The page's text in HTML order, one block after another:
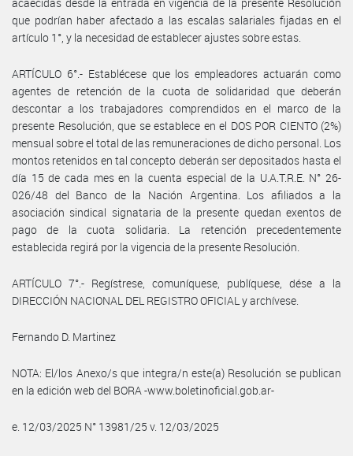
que podrían haber afectado a las escalas salariales fijadas en el
artículo 1°, y la necesidad de establecer ajustes sobre estas.
ARTÍCULO 6°.- Establécese que los empleadores actuarán como
agentes de retención de la cuota de solidaridad que deberán
descontar a los trabajadores comprendidos en el marco de la
presente Resolución, que se establece en el DOS POR CIENTO (2%)
mensual sobre el total de las remuneraciones de dicho personal. Los
montos retenidos en tal concepto deberán ser depositados hasta el
día 15 de cada mes en la cuenta especial de la U.A.T.R.E. N° 26-
026/48 del Banco de la Nación Argentina. Los afiliados a la
asociación sindical signataria de la presente quedan exentos de
pago de la cuota solidaria. La retención precedentemente
establecida regirá por la vigencia de la presente Resolución.
ARTÍCULO 7°.- Regístrese, comuníquese, publíquese, dése a la
DIRECCIÓN NACIONAL DEL REGISTRO OFICIAL y archívese.
Fernando D. Martinez
NOTA: El/los Anexo/s que integra/n este(a) Resolución se publican
en la edición web del BORA -www.boletinoficial.gob.ar-
e. 12/03/2025 N° 13981/25 v. 12/03/2025